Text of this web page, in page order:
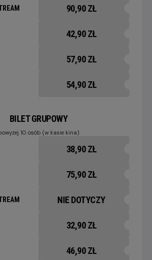
90,90 ZŁ
42,90 ZŁ
57,90 ZŁ
54,90 ZŁ
BILET GRUPOWY
10 osób (w kasie kina)
38,90 ZŁ
75,90 ZŁ
NIE DOTYCZY
32,90 ZŁ
46,90 ZŁ